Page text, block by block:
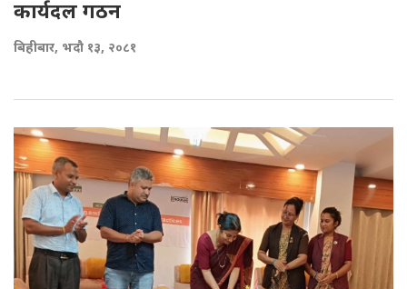
कार्यदल गठन
बिहीबार, भदौ १३, २०८१